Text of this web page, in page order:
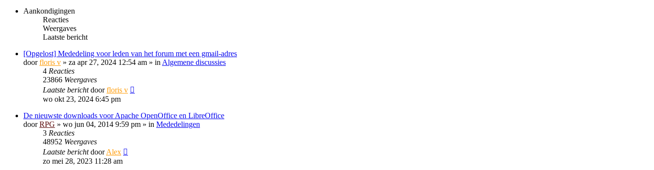
Aankondigingen
Reacties
Weergaves
Laatste bericht
[Opgelost] Mededeling voor leden van het forum met een gmail-adres
doorfloris v » za apr 27, 2024 12:54 am » in Algemene discussies
4 Reacties
23866 Weergaves
Laatste berichtdoorfloris v
wo okt 23, 2024 6:45 pm
De nieuwste downloads voor Apache OpenOffice en LibreOffice
doorRPG » wo jun 04, 2014 9:59 pm » in Mededelingen
3 Reacties
48952 Weergaves
Laatste berichtdoorAlex
zo mei 28, 2023 11:28 am